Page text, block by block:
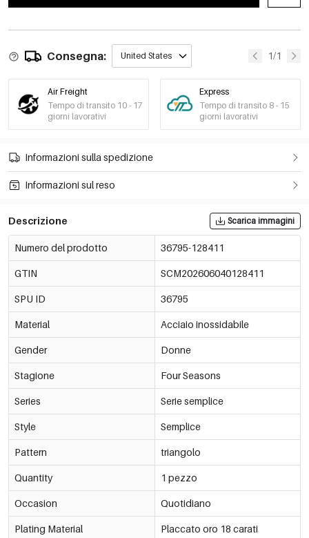
Consegna: United States 1/1
Air Freight
Tempo di transito 10 - 17
giorni lavorativi
Express
Tempo di transito 8 - 15
giorni lavorativi
Informazioni sulla spedizione
Informazioni sul reso
Descrizione Scarica immagini
Numero del prodotto 36795-128411
GTIN SCM202606040128411
SPU ID 36795
Material Acciaio inossidabile
Gender Donne
Stagione Four Seasons
Series Serie semplice
Style Semplice
Pattern triangolo
Quantity 1 pezzo
Occasion Quotidiano
Plating Material Placcato oro 18 carati